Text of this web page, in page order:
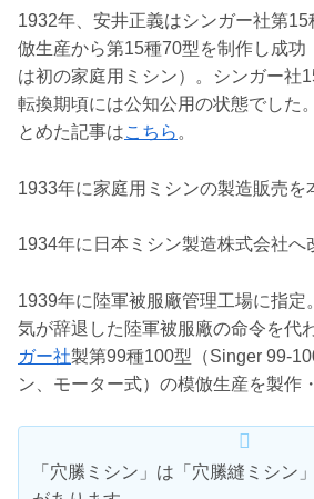
1932年、安井正義はシンガー社第
倣生産から第15種70型を制作し成功
は初の家庭用ミシン）。シンガー社
転換期頃には公知公用の状態でした
とめた記事はこちら 。
1933年に家庭用ミシンの製造販売を
1934年に日本ミシン製造株式会社へ
1939年に陸軍被服廠管理工場に指定
気が辞退した陸軍被服廠の命令を代
ガー社製第99種100型（Singer 99-
ン、モーター式）の模倣生産を製作
「穴縢ミシン」は「穴縢縫ミシン